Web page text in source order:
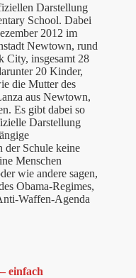
Darstellung
School. Dabei
2012 im
Newtown, rund
City, insgesamt 28
20 Kinder,
die Mutter des
aus Newtown,
Es gibt dabei so
Darstellung
der Schule keine
Menschen
wie andere sagen,
Obama-Regimes,
Waffen-Agenda
einfach